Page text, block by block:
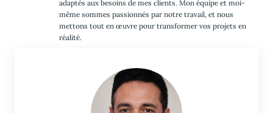
adaptés aux besoins de mes clients. Mon équipe et moi-
même sommes passionnés par notre travail, et nous
mettons tout en œuvre pour transformer vos projets en
réalité.